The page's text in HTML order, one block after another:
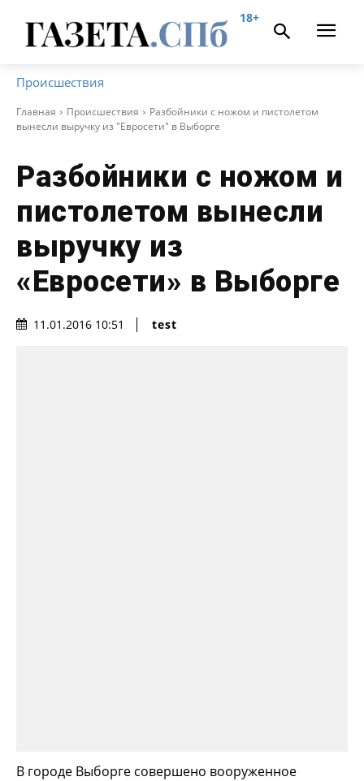
18+
Происшествия
Главная Происшествия
Разбойники с ножом и пистолетом
вынесли выручку из "Евросети" в Выборге
Разбойники с ножом и
пистолетом вынесли
выручку из
«Евросети» в Выборге
11.01.2016 10:51 test
В городе Выборге совершено вооруженное